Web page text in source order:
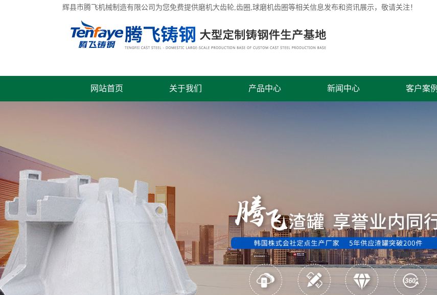
辉县市腾飞机械制造有限公司为您免费提供磨机大齿轮,齿圈,球磨机齿圈等相关信息发布和资讯展示，敬请关注！
网站首页 关于我们 产品中心 新闻中心 客户案例